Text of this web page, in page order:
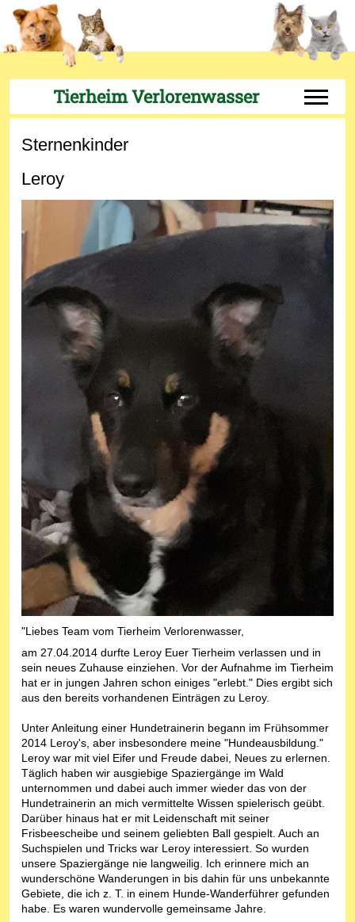
Tierheim Verlorenwasser Off-
Sternenkinder
Leroy
"Liebes Team vom Tierheim Verlorenwasser,
am 27.04.2014 durfte Leroy Euer Tierheim verlassen und in
sein neues Zuhause einziehen. Vor der Aufnahme im Tierheim
hat er in jungen Jahren schon einiges "erlebt." Dies ergibt sich
aus den bereits vorhandenen Einträgen zu Leroy.
Unter Anleitung einer Hundetrainerin begann im Frühsommer
2014 Leroy's, aber insbesondere meine "Hundeausbildung."
Leroy war mit viel Eifer und Freude dabei, Neues zu erlernen.
Täglich haben wir ausgiebige Spaziergänge im Wald
unternommen und dabei auch immer wieder das von der
Hundetrainerin an mich vermittelte Wissen spielerisch geübt.
Darüber hinaus hat er mit Leidenschaft mit seiner
Frisbeescheibe und seinem geliebten Ball gespielt. Auch an
Suchspielen und Tricks war Leroy interessiert. So wurden
unsere Spaziergänge nie langweilig. Ich erinnere mich an
wunderschöne Wanderungen in bis dahin für uns unbekannte
Gebiete, die ich z. T. in einem Hunde-Wanderführer gefunden
habe. Es waren wundervolle gemeinsame Jahre.